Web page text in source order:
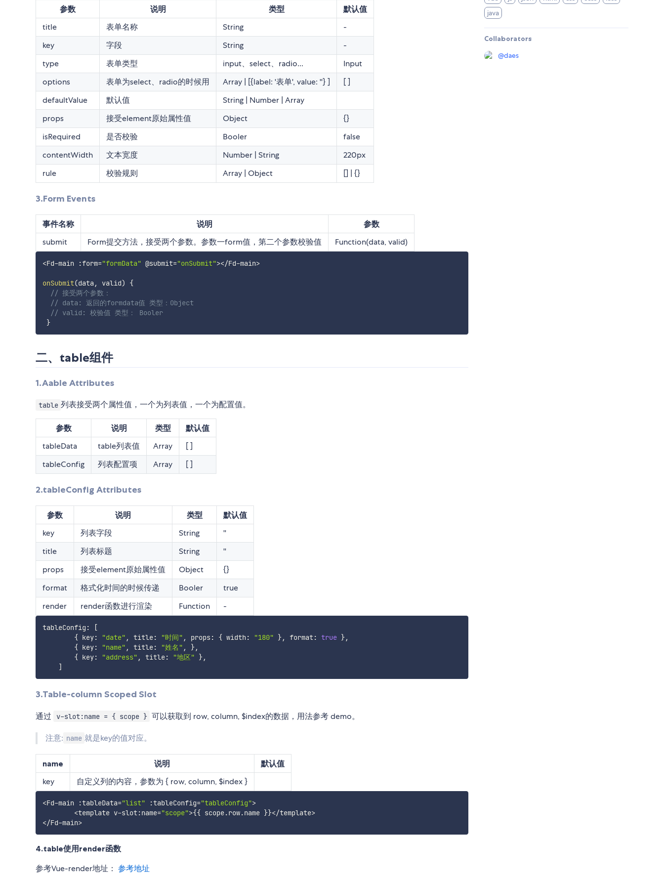
参数 说明 类型 默认值
title 表单名称 String
-
key
字段 String
-
type
表单类型 input、select、radio...
Input
options
表单为select、radio的时候用 Array | [{label: '表单', value: ''} ]
[ ]
defaultValue
默认值
String | Number | Array
props
接受element原始属性值 Object
{}
isRequired
是否校验 Booler
false
contentWidth
文本宽度 Number | String
220px
rule
校验规则 Array | Object [] | {}
3.Form Events
事件名称 说明 参数
submit Form提交方法，接受两个参数。参数一form值，第二个参数校验值 Function(data, valid)
<Fd-main :form="formData" @submit="onSubmit"></Fd-main>
onSubmit(data , valid)
{
// 接受两个参数：
// data: 返回的formdata值 类型：Object
// valid: 校验值 类型： Booler
}
二、table组件
1.Aable Attributes
table 列表接受两个属性值，一个为列表值，一个为配置值。
参数 说明 类型 默认值
tableData table列表值 Array
[ ]
tableConfig
列表配置项 Array [ ]
2.tableConfig Attributes
参数 说明 类型 默认值
key 列表字段 String
''
title
列表标题 String
''
props
接受element原始属性值 Object
{}
format
格式化时间的时候传递 Booler
true
render
render函数进行渲染 Function -
tableConfig :
[
{ key: "date" , title: "时间" , props: { width : "180" }, format: true },
{ key: "name" , title: "姓名" , },
{ key: "address" , title: "地区" },
]
3.Table-column Scoped Slot
通过 v-slot:name = { scope } 可以获取到 row, column, $index的数据，用法参考 demo。
注意: name 就是key的值对应。
name 说明 默认值
key 自定义列的内容，参数为 { row, column, $index }
<Fd-main :tableData="list" :tableConfig="tableConfig">
<template v-slot:name="scope">{{ scope.row.name }}</template>
</Fd-main>
4.table使用render函数
参考Vue-render地址： 参考地址
java
Collaborators
@daes